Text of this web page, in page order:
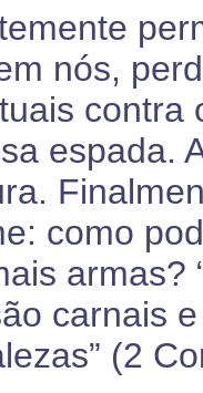
nós,
contra
espada.
como
armas?
carnais
(2